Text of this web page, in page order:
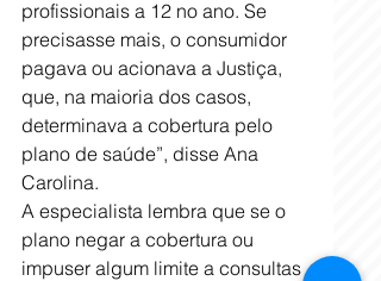
profissionais a 12 no ano. Se
precisasse mais, o consumidor
pagava ou acionava a Justiça,
que, na maioria dos casos,
determinava a cobertura pelo
plano de saúde”, disse Ana
Carolina.
A especialista lembra que se o
plano negar a cobertura ou
impuser algum limite a consultas